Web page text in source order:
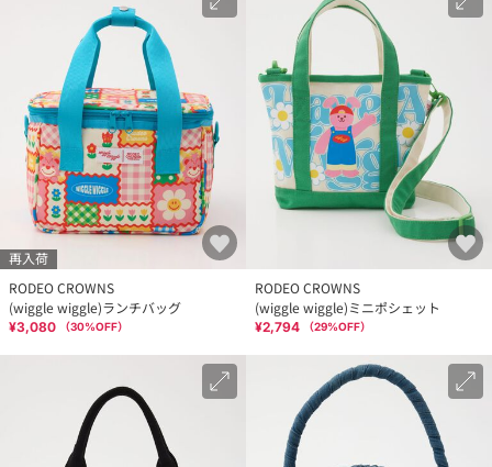
再入荷
RODEO CROWNS
(wiggle wiggle)ランチバッグ
¥3,080 （30%OFF）
RODEO CROWNS
(wiggle wiggle)ミニポシェット
¥2,794 （29%OFF）